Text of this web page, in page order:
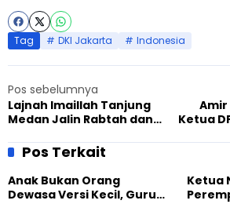
Tag DKI Jakarta Indonesia
Pos sebelumnya
Lajnah Imaillah Tanjung
Medan Jalin Rabtah dan
Olahraga
Amir
Ketua
Pos Terkait
Anak Bukan Orang
Dewasa Versi Kecil, Guru
Ketua